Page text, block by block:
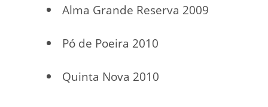
Alma Grande Reserva 2009
Pó de Poeira 2010
Quinta Nova 2010